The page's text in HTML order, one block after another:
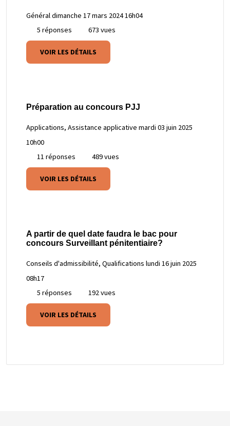
Général dimanche 17 mars 2024 16h04
5 réponses
673 vues
VOIR LES DÉTAILS
Préparation au concours PJJ
Applications, Assistance applicative mardi 03 juin 2025
10h00
11 réponses
489 vues
VOIR LES DÉTAILS
A partir de quel date faudra le bac pour
concours Surveillant pénitentiaire?
Conseils d'admissibilité, Qualifications lundi 16 juin 2025
08h17
5 réponses
192 vues
VOIR LES DÉTAILS